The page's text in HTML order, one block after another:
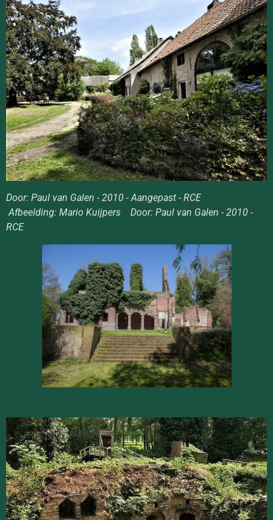
Door: Paul van Galen - 2010 - Aangepast - RCE
Afbeelding: Mario Kuijpers Door: Paul van Galen - 2010 -
RCE